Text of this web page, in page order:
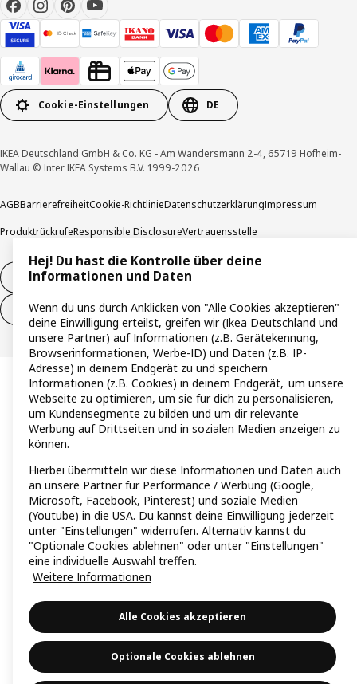
Cookie-Einstellungen DE
IKEA Deutschland GmbH & Co. KG - Am Wandersmann 2-4, 65719 Hofheim-
Wallau © Inter IKEA Systems B.V. 1999-2026
AGBBarrierefreiheitCookie-RichtlinieDatenschutzerklärungImpressum
ProduktrückrufeResponsible DisclosureVertrauensstelle
Vertrag widerrufen
Vertrag widerrufen (Services & Leistungen)
Hej! Du hast die Kontrolle über deine
Informationen und Daten
Wenn du uns durch Anklicken von "Alle Cookies akzeptieren"
deine Einwilligung erteilst, greifen wir (Ikea Deutschland und
unsere Partner) auf Informationen (z.B. Gerätekennung,
Browserinformationen, Werbe-ID) und Daten (z.B. IP-
Adresse) in deinem Endgerät zu und speichern
Informationen (z.B. Cookies) in deinem Endgerät, um unsere
Webseite zu optimieren, um sie für dich zu personalisieren,
um Kundensegmente zu bilden und um dir relevante
Werbung auf Drittseiten und in sozialen Medien anzeigen zu
können.
Hierbei übermitteln wir diese Informationen und Daten auch
an unsere Partner für Performance / Werbung (Google,
Microsoft, Facebook, Pinterest) und soziale Medien
(Youtube) in die USA. Du kannst deine Einwilligung jederzeit
unter "Einstellungen" widerrufen. Alternativ kannst du
"Optionale Cookies ablehnen" oder unter "Einstellungen"
eine individuelle Auswahl treffen.
Weitere Informationen
Alle Cookies akzeptieren
Optionale Cookies ablehnen